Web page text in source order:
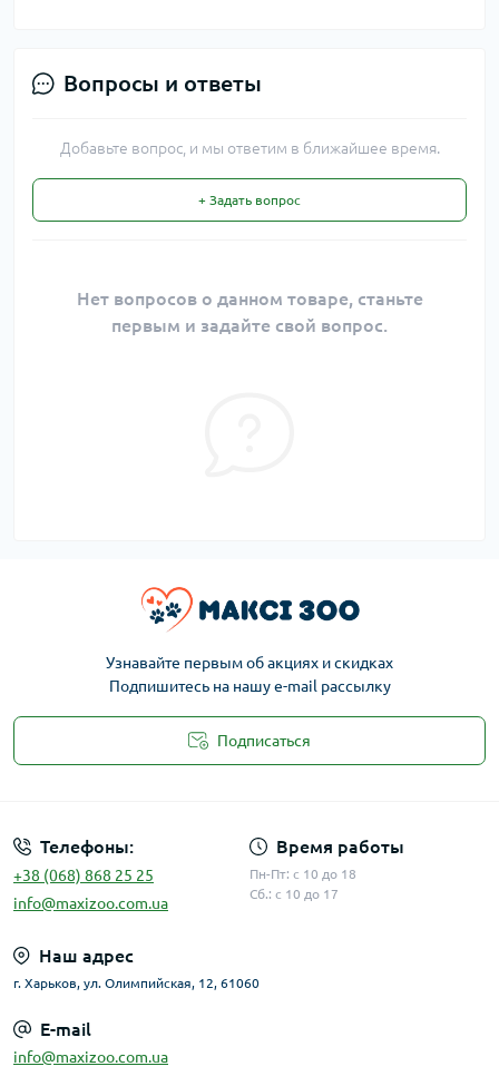
Вопросы и ответы
Добавьте вопрос, и мы ответим в ближайшее время.
+ Задать вопрос
Нет вопросов о данном товаре, станьте
первым и задайте свой вопрос.
Узнавайте первым об акциях и скидках
Подпишитесь на нашу e-mail рассылку
Подписаться
Телефоны:
+38 (068) 868 25 25
info@maxizoo.com.ua
Время работы
Пн-Пт: с 10 до 18
Сб.: с 10 до 17
Наш адрес
г. Харьков, ул. Олимпийская, 12, 61060
E-mail
info@maxizoo.com.ua